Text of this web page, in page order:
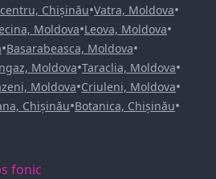
Chișinău•Vatra, Moldova•
Moldova•Leova, Moldova•
•Basarabeasca, Moldova•
Moldova•Taraclia, Moldova•
Moldova•Criuleni, Moldova•
Chișinău•Botanica, Chișinău•
fonic